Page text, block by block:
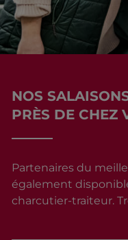
NOS
PRÈS DE CHEZ
Partenaires du
également
charcutier-traiteur.